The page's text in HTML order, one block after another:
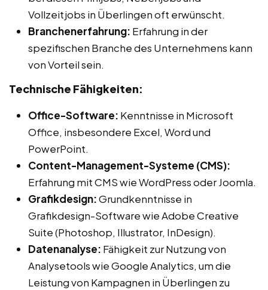
Vollzeitjobs in Überlingen oft erwünscht.
Branchenerfahrung: Erfahrung in der
spezifischen Branche des Unternehmens kann
von Vorteil sein.
Technische Fähigkeiten:
Office-Software: Kenntnisse in Microsoft
Office, insbesondere Excel, Word und
PowerPoint.
Content-Management-Systeme (CMS):
Erfahrung mit CMS wie WordPress oder Joomla.
Grafikdesign:Grundkenntnisse in
Grafikdesign-Software wie Adobe Creative
Suite (Photoshop, Illustrator, InDesign).
Datenanalyse: Fähigkeit zur Nutzung von
Analysetools wie Google Analytics, um die
Leistung von Kampagnen in Überlingen zu